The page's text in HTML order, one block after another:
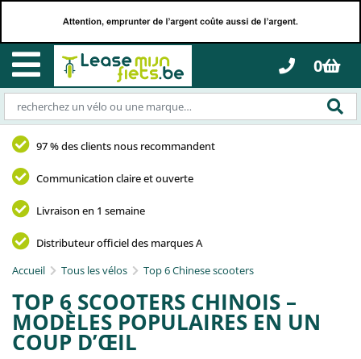
0
97 % des clients nous recommandent
Communication claire et ouverte
Livraison en 1 semaine
Distributeur officiel des marques A
Accueil
Tous les vélos Top 6 Chinese scooters
TOP 6 SCOOTERS CHINOIS –
MODÈLES POPULAIRES EN UN
COUP D’ŒIL